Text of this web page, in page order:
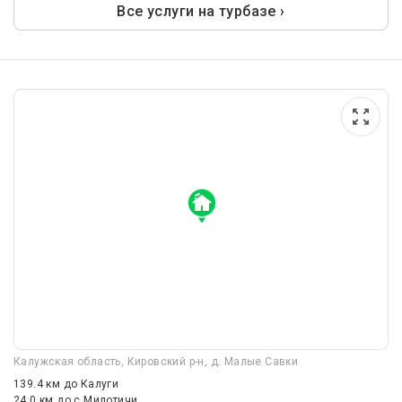
Все услуги на турбазе ›
Калужская область, Кировский р-н, д. Малые Савки
139.4 км до Калуги